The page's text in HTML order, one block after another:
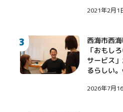
2021年2月1
3 西海市西
「おもし
サービス
るらしい
する診療看
2026年7月